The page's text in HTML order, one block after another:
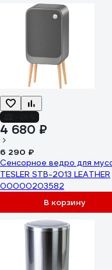
4 680 ₽
6 290 ₽
Сенсорное ведро для
TESLER STB-2013 LEATHER
00000203582
В корзину